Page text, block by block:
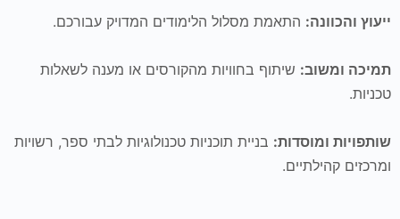
ייעוץ והכוונה: התאמת מסלול הלימודים המדויק עבורכם.
תמיכה ומשוב: שיתוף בחוויות מהקורסים או מענה לשאלות
טכניות.
שותפויות ומוסדות: בניית תוכניות טכנולוגיות לבתי ספר, רשויות
ומרכזים קהילתיים.